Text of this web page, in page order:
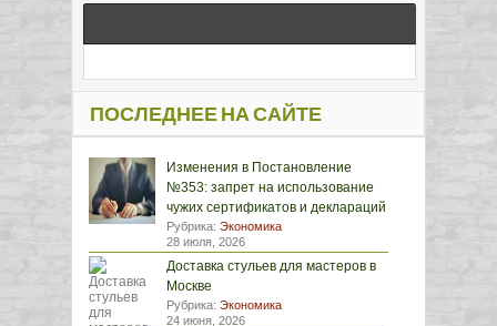
ПОСЛЕДНЕЕ НА САЙТЕ
Изменения в Постановление
№353: запрет на использование
чужих сертификатов и деклараций
Рубрика: Экономика
28 июля, 2026
Доставка стульев для мастеров в
Москве
Рубрика: Экономика
24 июня, 2026